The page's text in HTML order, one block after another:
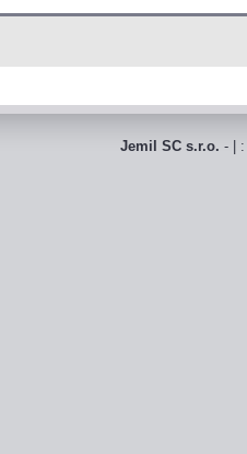
Jemil SC s.r.o. - |